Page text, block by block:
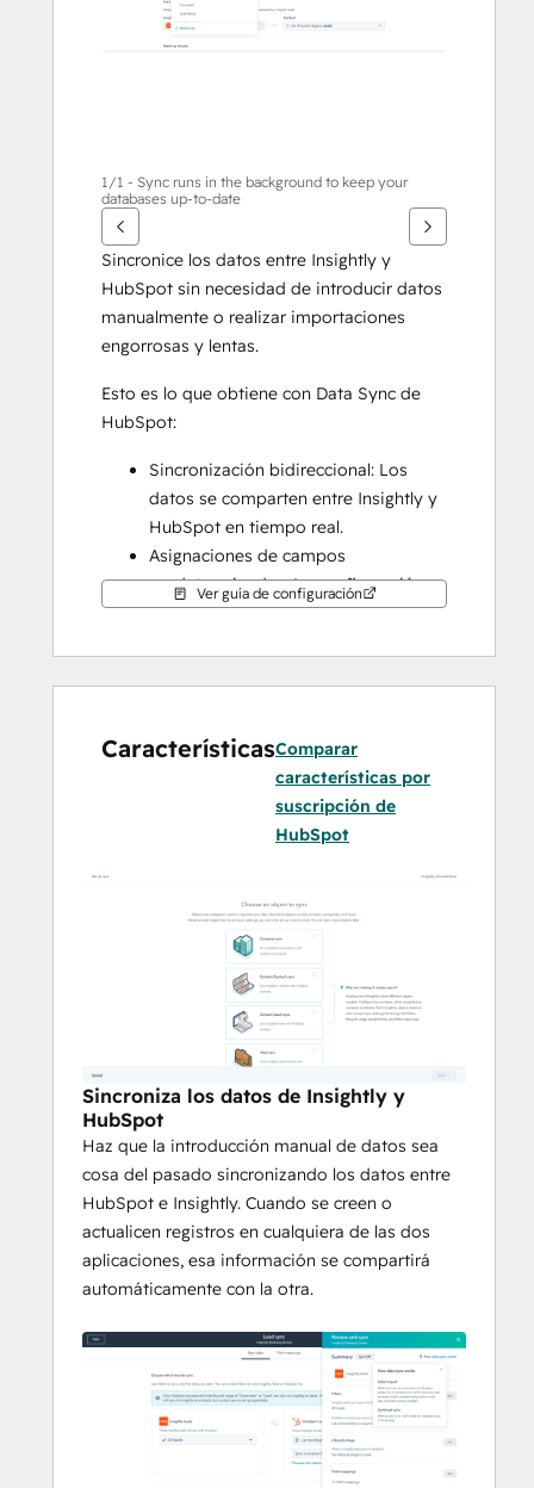
1/1 - Sync runs in the background to keep your
databases up-to-date
Sincronice los datos entre Insightly y
HubSpot sin necesidad de introducir datos
manualmente o realizar importaciones
engorrosas y lentas.
Esto es lo que obtiene con Data Sync de
HubSpot:
Sincronización bidireccional: Los
datos se comparten entre Insightly y
HubSpot en tiempo real.
Asignaciones de campos
predeterminadas: La configuración es
rápida con mapeos de campo listos
sincronizarán a medida que se
Ver guía de configuración
CaracterísticasComparar
características por
suscripción de
HubSpot
Sincroniza los datos de Insightly y
HubSpot
Haz que la introducción manual de datos sea
cosa del pasado sincronizando los datos entre
HubSpot e Insightly. Cuando se creen o
actualicen registros en cualquiera de las dos
aplicaciones, esa información se compartirá
automáticamente con la otra.